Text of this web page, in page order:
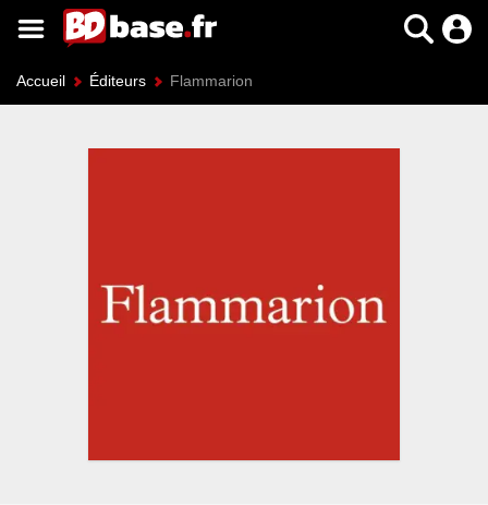
Accueil Éditeurs Flammarion